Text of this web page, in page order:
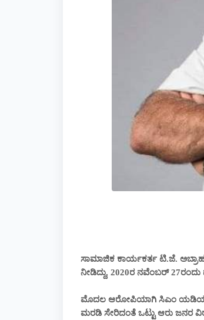
ಸಾಮಾಜಿಕ ಕಾರ್ಯಕರ್ತ ಟಿ.ಜೆ.
ನೀಡಿದ್ದು, 2020ರ ನವೆಂಬರ್
ಮೊದಲ ಆರೋಪಿಯಾಗಿ ಸಿಎಂ
ಮರಡಿ ಸೇರಿದಂತೆ ಒಟ್ಟು ಆರು ಜನರ